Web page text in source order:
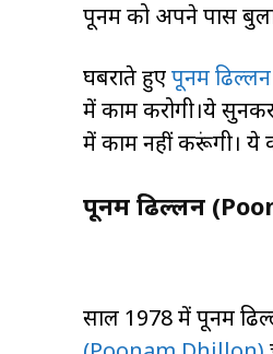
पूनम को अपने पास
घबराते हुएपूनम
में काम करोगी।ये
में काम नहीं करूंगी। ये
पूनम ढिल्लन
साल 1978 में पूनम